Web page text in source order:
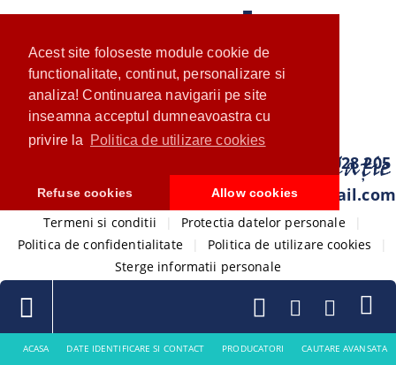
Acest site foloseste module cookie de
functionalitate, continut, personalizare si
analiza! Continuarea navigarii pe site
inseamna acceptul dumneavoastra cu
privire la
Politica de utilizare cookies
Refuse cookies Allow cookies
0733 028 205
com.ventistore@gmail.com
Termeni si conditii Protectia datelor personale
Politica de confidentialitate
Politica de utilizare cookies
Sterge informatii personale
ACASA DATE IDENTIFICARE SI CONTACT PRODUCATORI CAUTARE AVANSATA